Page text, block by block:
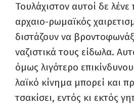
Τουλάχιστον αυτοί δε λένε
αρχαιο-ρωμαϊκός
διστάζουν να
ναζιστικά τους είδωλα.
όμως λιγότερο
λαϊκό κίνημα μπορεί και
τσακίσει, εντός κι εκτός